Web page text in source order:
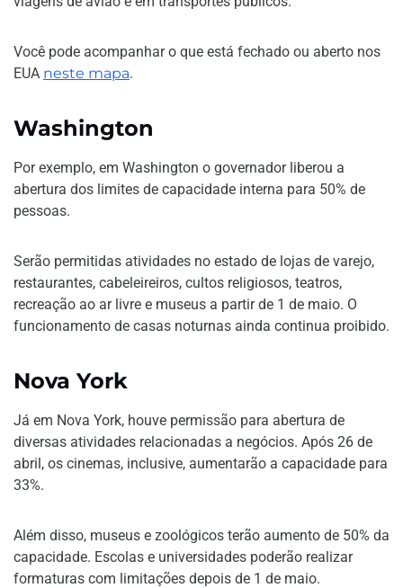
Você pode acompanhar o que está fechado ou aberto nos
EUA neste mapa.
Washington
Por exemplo, em Washington o governador liberou a
abertura dos limites de capacidade interna para 50% de
pessoas.
Serão permitidas atividades no estado de lojas de varejo,
restaurantes, cabeleireiros, cultos religiosos, teatros,
recreação ao ar livre e museus a partir de 1 de maio. O
funcionamento de casas noturnas ainda continua proibido.
Nova York
Já em Nova York, houve permissão para abertura de
diversas atividades relacionadas a negócios. Após 26 de
abril, os cinemas, inclusive, aumentarão a capacidade para
33%.
Além disso, museus e zoológicos terão aumento de 50% da
capacidade. Escolas e universidades poderão realizar
formaturas com limitações depois de 1 de maio.